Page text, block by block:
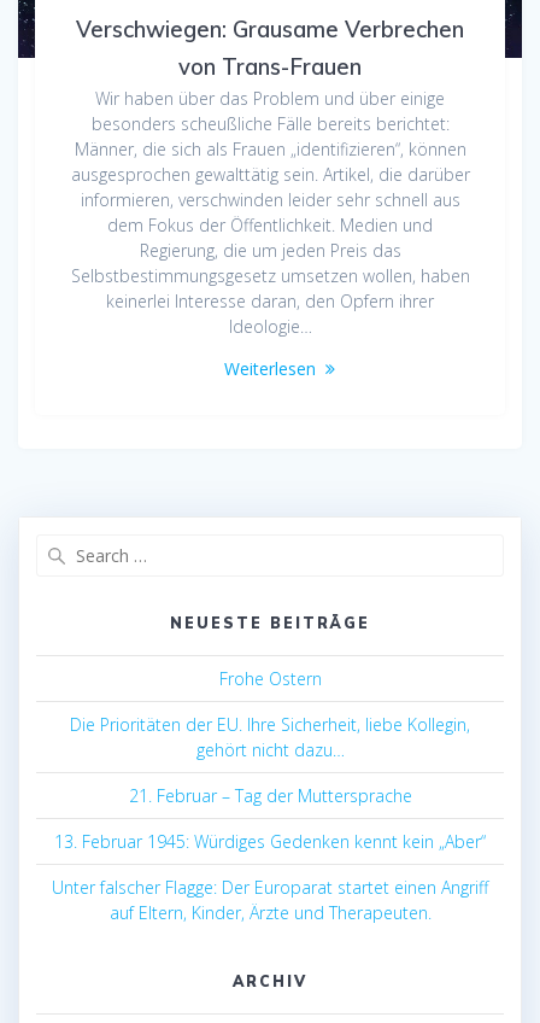
Verschwiegen: Grausame Verbrechen
von Trans-Frauen
Wir haben über das Problem und über einige
besonders scheußliche Fälle bereits berichtet:
Männer, die sich als Frauen „identifizieren“, können
ausgesprochen gewalttätig sein. Artikel, die darüber
informieren, verschwinden leider sehr schnell aus
dem Fokus der Öffentlichkeit. Medien und
Regierung, die um jeden Preis das
Selbstbestimmungsgesetz umsetzen wollen, haben
keinerlei Interesse daran, den Opfern ihrer
Ideologie…
Weiterlesen
NEUESTE BEITRÄGE
Frohe Ostern
Die Prioritäten der EU. Ihre Sicherheit, liebe Kollegin,
gehört nicht dazu…
21. Februar – Tag der Muttersprache
13. Februar 1945: Würdiges Gedenken kennt kein „Aber“
Unter falscher Flagge: Der Europarat startet einen Angriff
auf Eltern, Kinder, Ärzte und Therapeuten.
ARCHIV